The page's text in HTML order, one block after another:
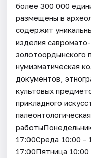
более 300 000
размещены в
содержит
изделия
золотоордынского
нумизматическая
документов,
культовых
прикладного
17:00Среда 10:00 -
17:00Пятница